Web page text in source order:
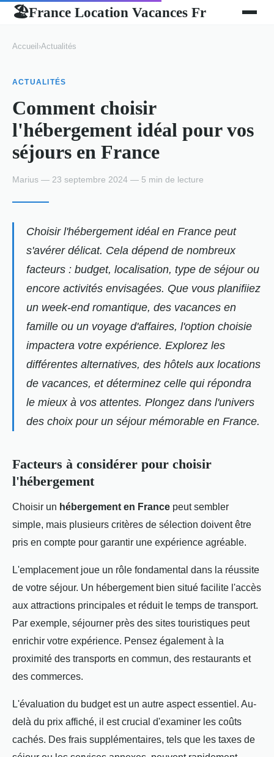
🏖France Location Vacances Fr
Accueil ›Actualités
ACTUALITÉS
Comment choisir
l'hébergement idéal pour vos
séjours en France
Marius — 23 septembre 2024 — 5 min de lecture
Choisir l'hébergement idéal en France peut
s'avérer délicat. Cela dépend de nombreux
facteurs : budget, localisation, type de séjour ou
encore activités envisagées. Que vous planifiiez
un week-end romantique, des vacances en
famille ou un voyage d'affaires, l'option choisie
impactera votre expérience. Explorez les
différentes alternatives, des hôtels aux locations
de vacances, et déterminez celle qui répondra
le mieux à vos attentes. Plongez dans l'univers
des choix pour un séjour mémorable en France.
Facteurs à considérer pour choisir
l'hébergement
Choisir un hébergement en France peut sembler
simple, mais plusieurs critères de sélection doivent être
pris en compte pour garantir une expérience agréable.
L'emplacement joue un rôle fondamental dans la réussite
de votre séjour. Un hébergement bien situé facilite l'accès
aux attractions principales et réduit le temps de transport.
Par exemple, séjourner près des sites touristiques peut
enrichir votre expérience. Pensez également à la
proximité des transports en commun, des restaurants et
des commerces.
L'évaluation du budget est un autre aspect essentiel. Au-
delà du prix affiché, il est crucial d'examiner les coûts
cachés. Des frais supplémentaires, tels que les taxes de